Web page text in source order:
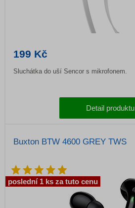
199 Kč
Sluchátka do uší Sencor s mikrofonem.
Detail produktu
Buxton BTW 4600 GREY TWS
poslední 1 ks za tuto cenu